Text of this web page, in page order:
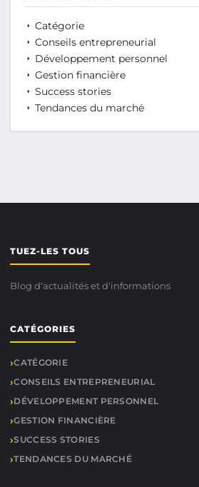
Catégorie
Conseils entrepreneurial
Développement personnel
Gestion financière
Success stories
Tendances du marché
TUEZ-LES TOUS
Blog d'actualités et d'informations
CATÉGORIES
CATÉGORIE
CONSEILS ENTREPRENEURIAL
DÉVELOPPEMENT PERSONNEL
GESTION FINANCIÈRE
SUCCESS STORIES
TENDANCES DU MARCHÉ